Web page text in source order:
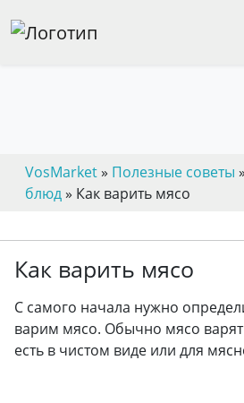
VosMarket» Полезные советы »
блюд» Как варить мясо
Как варить мясо
С самого начала нужно
варим мясо. Обычно мясо варят
есть в чистом виде или для